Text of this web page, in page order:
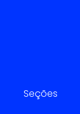
Seções